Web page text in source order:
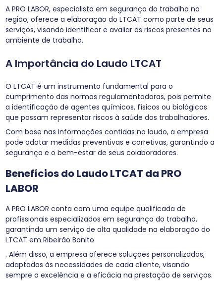
A PRO LABOR, especialista em segurança do trabalho na
região, oferece a elaboração do LTCAT como parte de seus
serviços, visando identificar e avaliar os riscos presentes no
ambiente de trabalho.
A Importância do Laudo LTCAT
O LTCAT é um instrumento fundamental para o
cumprimento das normas regulamentadoras, pois permite
a identificação de agentes químicos, físicos ou biológicos
que possam representar riscos à saúde dos trabalhadores.
Com base nas informações contidas no laudo, a empresa
pode adotar medidas preventivas e corretivas, garantindo a
segurança e o bem-estar de seus colaboradores.
Benefícios do Laudo LTCAT da PRO
LABOR
A PRO LABOR conta com uma equipe qualificada de
profissionais especializados em segurança do trabalho,
garantindo um serviço de alta qualidade na elaboração do
LTCAT em Ribeirão Bonito
. Além disso, a empresa oferece soluções personalizadas,
adaptadas às necessidades de cada cliente, visando
sempre a excelência e a eficácia na prestação de serviços.